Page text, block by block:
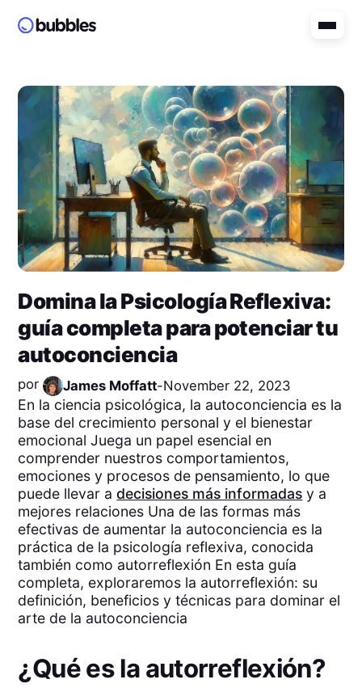
Domina la Psicología Reflexiva:
guía completa para potenciar tu
autoconciencia
por James Moffatt-November 22, 2023
En la ciencia psicológica, la autoconciencia es la
base del crecimiento personal y el bienestar
emocional Juega un papel esencial en
comprender nuestros comportamientos,
emociones y procesos de pensamiento, lo que
puede llevar adecisiones más informadas y a
mejores relaciones Una de las formas más
efectivas de aumentar la autoconciencia es la
práctica de la psicología reflexiva, conocida
también como autorreflexión En esta guía
completa, exploraremos la autorreflexión: su
definición, beneficios y técnicas para dominar el
arte de la autoconciencia
¿Qué es la autorreflexión?